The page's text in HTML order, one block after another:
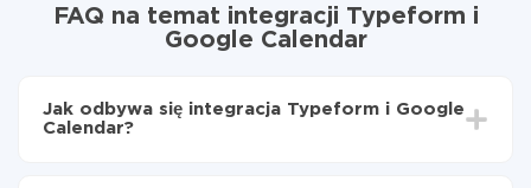
FAQ na temat integracji Typeform i
Google Calendar
Jak odbywa się integracja Typeform i Google
Calendar?